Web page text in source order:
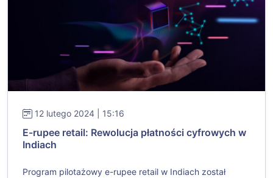
12 lutego 2024 | 15:16
E-rupee retail: Rewolucja płatności cyfrowych w
Indiach
Program pilotażowy e-rupee retail w Indiach został